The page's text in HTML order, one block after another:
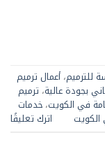
للترميم،أعمال ترميم
بجودة عالية، ترميم
في الكويت، خدمات
اترك تعليقًا